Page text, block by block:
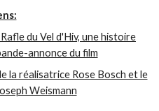
du Vel d'Hiv, une histoire
annonce du film
la réalisatrice Rose Bosch et le
Weismann